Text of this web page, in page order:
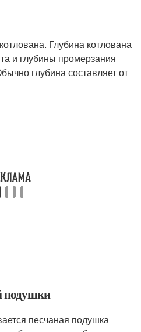
Глубина котлована
и глубины промерзания
глубина составляет от
подушки
песчаная подушка